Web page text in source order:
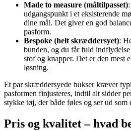
Made to measure (måltilpasset)
udgangspunkt i et eksisterende
dine mål. Det giver en god
pasform.
Bespoke (helt skræddersyet):
bunden, og du får fuld
stof og knapper. Det er den mest
løsning.
Et par skræddersyede bukser kræver
pasformen finjusteres, indtil alt sidder
stykke tøj, der både føles og ser ud
Pris og kvalitet – hvad